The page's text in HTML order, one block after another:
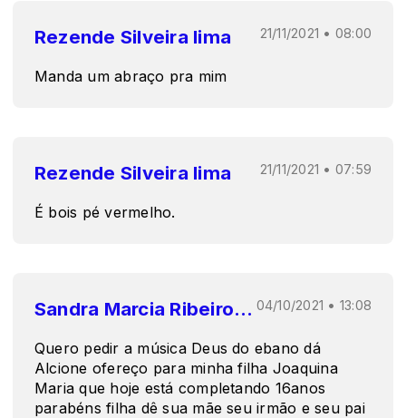
Rezende Silveira lima 21/11/2021 • 08:00
Manda um abraço pra mim
Rezende Silveira lima 21/11/2021 • 07:59
É bois pé vermelho.
Sandra Marcia Ribeiro Borges 04/10/2021 • 13:08
Quero pedir a música Deus do ebano dá
Alcione ofereço para minha filha Joaquina
Maria que hoje está completando 16anos
parabéns filha dê sua mãe seu irmão e seu pai